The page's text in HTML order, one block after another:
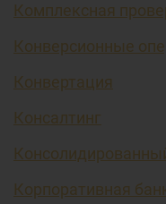
Комплексная
Конверсионные
Конвертация
Консалтинг
Корпоративная